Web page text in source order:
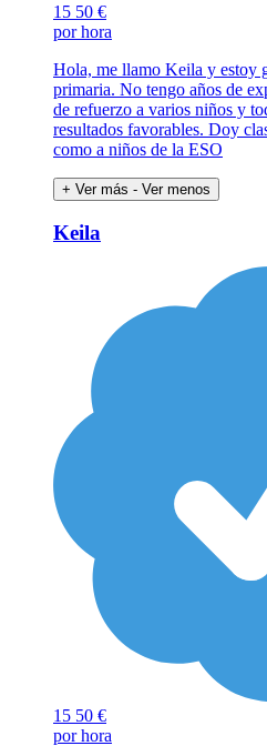
15 50 €
por hora
Hola, me llamo Keila y estoy
primaria. No tengo años de
de refuerzo a varios niños y
resultados favorables. Doy
como a niños de la ESO
+ Ver más - Ver menos
Keila
15 50 €
por hora